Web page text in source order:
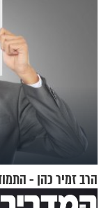
הרב זמיר כהן -